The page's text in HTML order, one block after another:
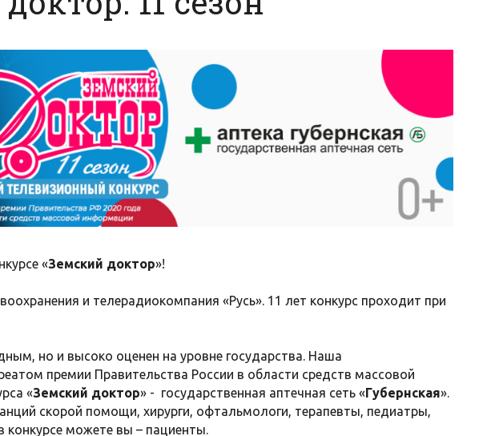
«Земский доктор»!
и телерадиокомпания «Русь». 11 лет конкурс проходит при
но и высоко оценен на уровне государства. Наша
премии Правительства России в области средств массовой
«Земский доктор» - государственная аптечная сеть «Губернская».
скорой помощи, хирурги, офтальмологи, терапевты, педиатры,
конкурсе можете вы – пациенты.